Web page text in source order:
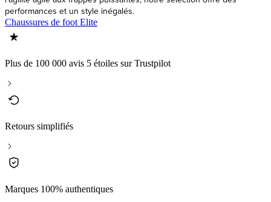
performances et un style inégalés.
Chaussures de foot Elite
Plus de 100 000 avis 5 étoiles sur Trustpilot
Retours simplifiés
Marques 100% authentiques